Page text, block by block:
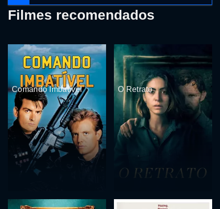
Filmes recomendados
Comando Imbatível O Retrato